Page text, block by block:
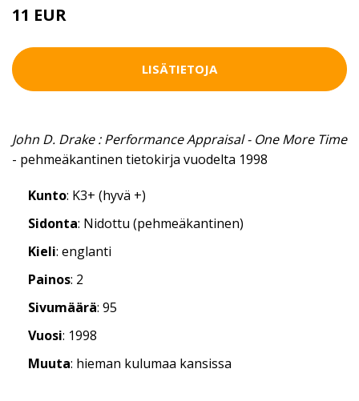
11 EUR
LISÄTIETOJA
John D. Drake : Performance Appraisal - One More Time
- pehmeäkantinen tietokirja vuodelta 1998
Kunto: K3+ (hyvä +)
Sidonta: Nidottu (pehmeäkantinen)
Kieli: englanti
Painos: 2
Sivumäärä: 95
Vuosi: 1998
Muuta: hieman kulumaa kansissa